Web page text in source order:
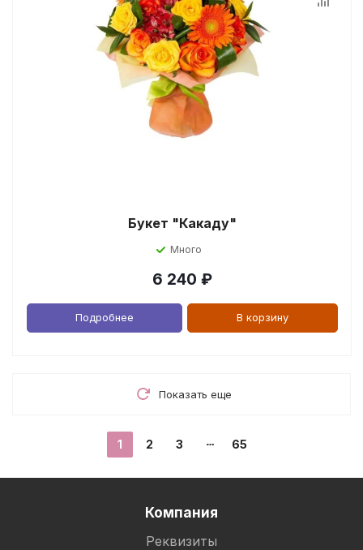
Букет "Какаду"
Много
6 240 ₽
Подробнее В корзину
Показать еще
1 2 3 65
Компания
Реквизиты